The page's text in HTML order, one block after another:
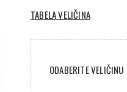
TABELA VELIČINA
ODABERITE VELIČINU